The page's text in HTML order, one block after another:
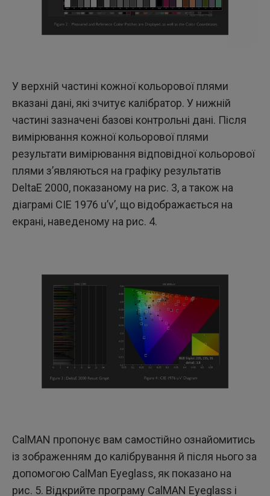
У верхній частині кожної кольорової плями
вказані дані, які зчитує калібратор. У нижній
частині зазначені базові контрольні дані. Після
вимірювання кожної кольорової плями
результати вимірювання відповідної кольорової
плями з’являються на графіку результатів
DeltaE 2000, показаному на рис. 3, а також на
діаграмі CIE 1976 u’v’, що відображається на
екрані, наведеному на рис. 4.
CalMAN пропонує вам самостійно ознайомитись
із зображенням до калібрування й після нього за
допомогою CalMan Eyeglass, як показано на
рис. 5. Відкрийте програму CalMAN Eyeglass і